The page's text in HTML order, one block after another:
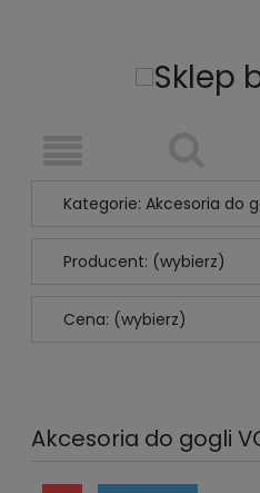
Kategorie: Akcesoria do
Producent: (wybierz)
Cena: (wybierz)
Akcesoria do gogli